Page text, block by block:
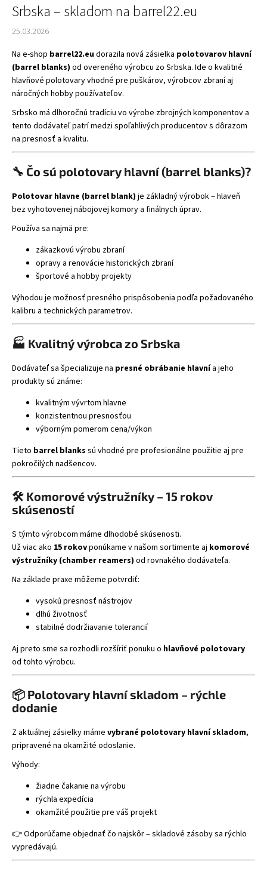
Srbska – skladom na barrel22.eu
25.03.2026
Na e-shop barrel22.eudorazila nová zásielka polotovarov hlavní
(barrel blanks) od overeného výrobcu zo Srbska. Ide o kvalitné
hlavňové polotovary vhodné pre puškárov, výrobcov zbraní aj
náročných hobby používateľov.
Srbsko má dlhoročnú tradíciu vo výrobe zbrojných komponentov a
tento dodávateľ patrí medzi spoľahlivých producentov s dôrazom
na presnosť a kvalitu.
🔧 Čo sú polotovary hlavní (barrel blanks)?
Polotovar hlavne (barrel blank) je základný výrobok – hlaveň
bez vyhotovenej nábojovej komory a finálnych úprav.
Používa sa najmä pre:
zákazkovú výrobu zbraní
opravy a renovácie historických zbraní
športové a hobby projekty
Výhodou je možnosť presného prispôsobenia podľa požadovaného
kalibru a technických parametrov.
🏭 Kvalitný výrobca zo Srbska
Dodávateľ sa špecializuje na presné obrábanie hlavnía jeho
produkty sú známe:
kvalitným vývrtom hlavne
konzistentnou presnosťou
výborným pomerom cena/výkon
Tieto barrel blanks sú vhodné pre profesionálne použitie aj pre
pokročilých nadšencov.
🛠️ Komorové výstružníky – 15 rokov
skúseností
S týmto výrobcom máme dlhodobé skúsenosti.
Už viac ako 15 rokovponúkame v našom sortimente aj komorové
výstružníky (chamber reamers) od rovnakého dodávateľa.
Na základe praxe môžeme potvrdiť:
vysokú presnosť nástrojov
dlhú životnosť
stabilné dodržiavanie tolerancií
Aj preto sme sa rozhodli rozšíriť ponuku o hlavňové polotovary
od tohto výrobcu.
📦 Polotovary hlavní skladom – rýchle
dodanie
Z aktuálnej zásielky máme vybrané polotovary hlavní skladom,
pripravené na okamžité odoslanie.
Výhody:
žiadne čakanie na výrobu
rýchla expedícia
okamžité použitie pre váš projekt
👉 Odporúčame objednať čo najskôr – skladové zásoby sa rýchlo
vypredávajú.
a
m
MULTIFUNKČNÝ
PRÍVESOK
NA
KĽÚČE
CALIBER
GOURMET
/
MININÁRADIE
7
V
12
€